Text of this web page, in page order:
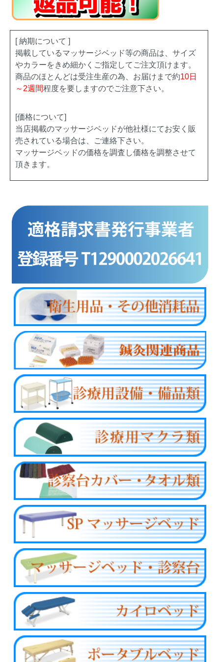
[ 納期について ]
掲載しているマッサージベッド等の商品は、サイズ
やカラーをきめ細かくご指定してご注文頂けます。
商品のほとんどは受注生産の為、お届けまで約10日
～2週間程度を要しますのでご注意下さい。
[価格について]
当店掲載のマッサージベッドが他社様にてお安く販
売されている場合は、ご連絡下さい。
マッサージベッドの価格を調査し価格を調整させて
頂きます。